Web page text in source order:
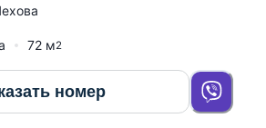
72 м2
номер